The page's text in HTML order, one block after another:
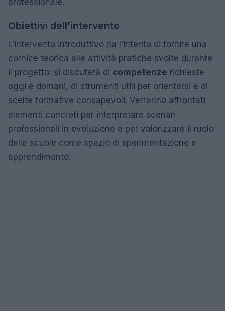
professionale.
Obiettivi dell’intervento
L’intervento introduttivo ha l’intento di fornire una
cornice teorica alle attività pratiche svolte durante
il progetto: si discuterà di competenze richieste
oggi e domani, di strumenti utili per orientarsi e di
scelte formative consapevoli. Verranno affrontati
elementi concreti per interpretare scenari
professionali in evoluzione e per valorizzare il ruolo
delle scuole come spazio di sperimentazione e
apprendimento.